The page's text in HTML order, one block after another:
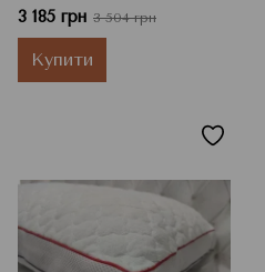
см, 1650 г
3 185 грн 3 504 грн
Купити